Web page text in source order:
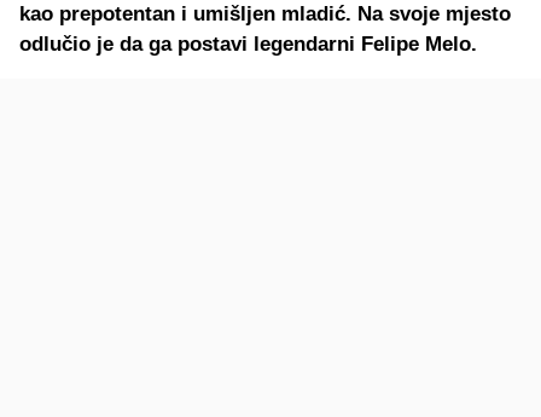
kao prepotentan i umišljen mladić. Na svoje mjesto
odlučio je da ga postavi legendarni Felipe Melo.